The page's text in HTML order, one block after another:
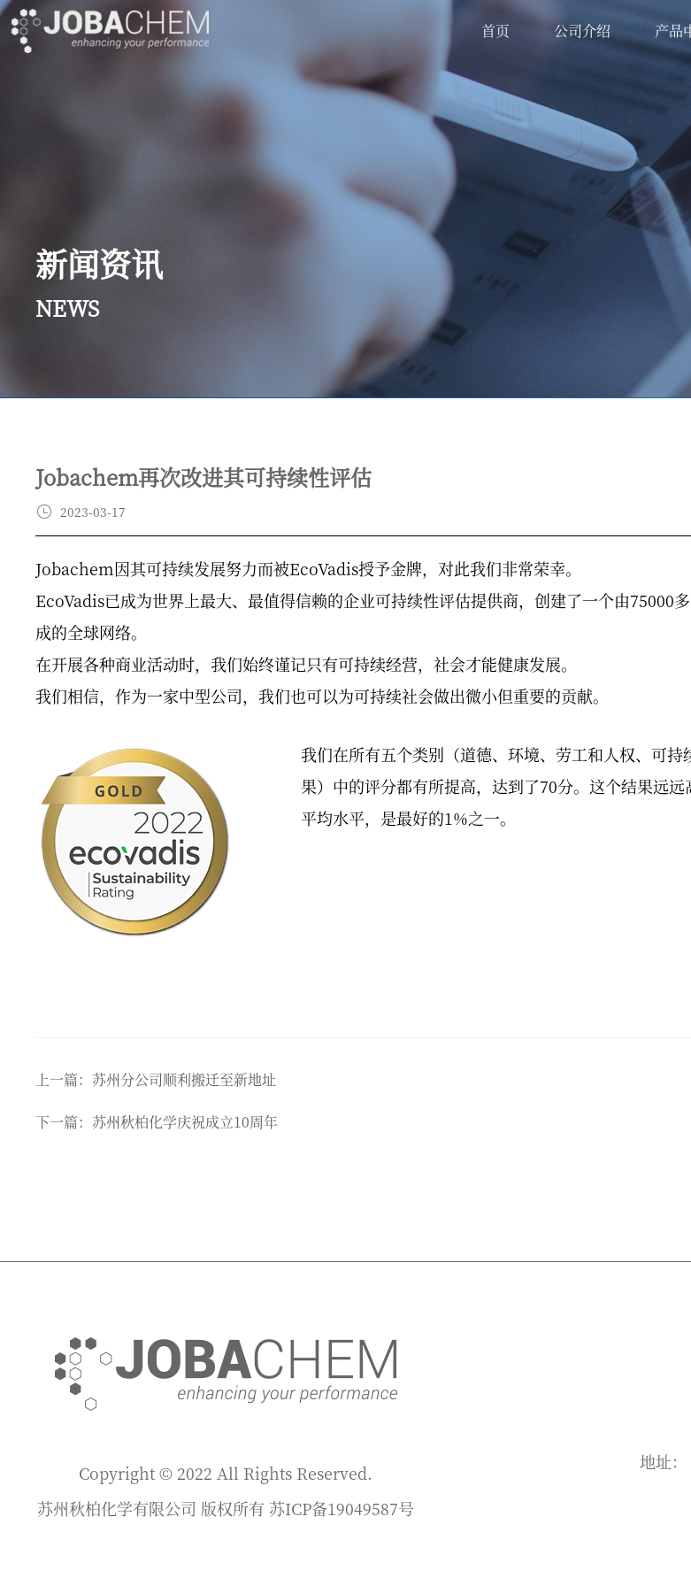
首页 公司介绍 产品
新闻资讯
NEWS
Jobachem再次改进其可持续性评估
2023-03-17
Jobachem因其可持续发展努力而被EcoVadis授予金牌，对此我们非常荣幸。
EcoVadis已成为世界上最大、最值得信赖的企业可持续性评估提供商，创建了一个由75000
成的全球网络。
在开展各种商业活动时，我们始终谨记只有可持续经营，社会才能健康发展。
我们相信，作为一家中型公司，我们也可以为可持续社会做出微小但重要的贡献。
我们在所有五个类别（道德、环境、劳工和人权、可持
果）中的评分都有所提高，达到了70分。这个结果远远
平均水平，是最好的1%之一。
上一篇：苏州分公司顺利搬迁至新地址
下一篇：苏州秋柏化学庆祝成立10周年
Copyright © 2022 All Rights Reserved.
苏州秋柏化学有限公司 版权所有 苏ICP备19049587号
地址